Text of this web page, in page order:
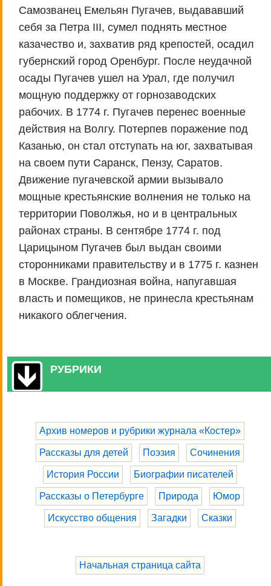
Самозванец Емельян Пугачев, выдававший
себя за Петра III, сумел поднять местное
казачество и, захватив ряд крепостей, осадил
губернский город Оренбург. После неудачной
осады Пугачев ушел на Урал, где получил
мощную поддержку от горнозаводских
рабочих. В 1774 г. Пугачев перенес военные
действия на Волгу. Потерпев поражение под
Казанью, он стал отступать на юг, захватывая
на своем пути Саранск, Пензу, Саратов.
Движение пугачевской армии вызывало
мощные крестьянские волнения не только на
территории Поволжья, но и в центральных
районах страны. В сентябре 1774 г. под
Царицыном Пугачев был выдан своими
сторонниками правительству и в 1775 г. казнен
в Москве. Грандиозная война, напугавшая
власть и помещиков, не принесла крестьянам
никакого облегчения.
РУБРИКИ
Архив номеров и рубрики журнала «Костер»
Рассказы для детей Поэзия Сочинения
История России Биографии писателей
Рассказы о Петербурге Природа Юмор
Искусство общения Загадки Сказки
Начальная страница сайта